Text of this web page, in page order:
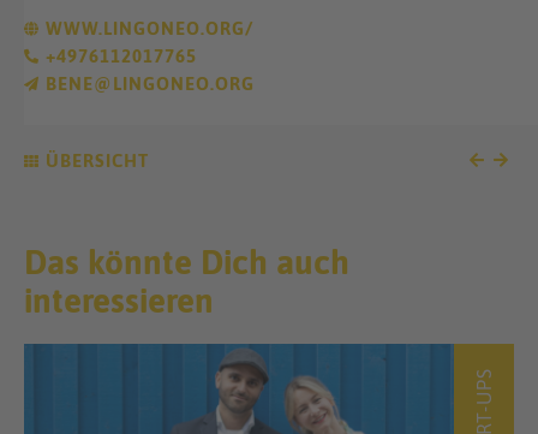
ÜBERSICHT
WWW.LINGONEO.ORG/
+4976112017765
BENE@LINGONEO.ORG
Das könnte Dich auch
interessieren